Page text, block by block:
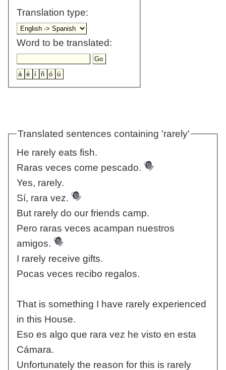
Translation type:
Word to be translated:
Translated sentences containing 'rarely'
He rarely eats fish.
Raras veces come pescado.
Yes, rarely.
Sí, rara vez.
But rarely do our friends camp.
Pero raras veces acampan nuestros
amigos.
I rarely receive gifts.
Pocas veces recibo regalos.
That is something I have rarely experienced
in this House.
Eso es algo que rara vez he visto en esta
Cámara.
Unfortunately the reason for this is rarely